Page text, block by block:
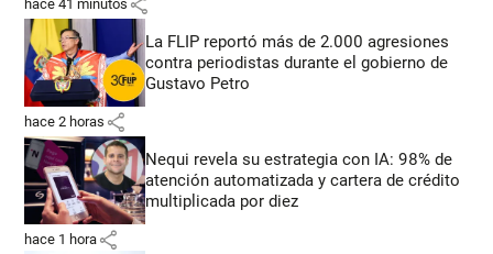
hace 41 minutos
La FLIP reportó más de 2.000 agresiones
contra periodistas durante el gobierno de
Gustavo Petro
hace 2 horas share
Nequi revela su estrategia con IA: 98% de
atención automatizada y cartera de crédito
multiplicada por diez
hace 1 hora share